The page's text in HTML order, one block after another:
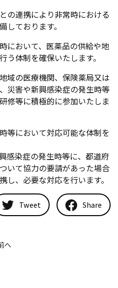
の連携により非常時における
しております。
において、医薬品の供給や地
う体制を確保いたします。
域の医療機関、保険薬局又は
災害や新興感染症の発生時等
修等に積極的に参加いたしま
等において対応可能な体制を
感染症の発生時等に、都道府
いて協力の要請があった場合
し、必要な対応を行います。
Tweet Share
へ